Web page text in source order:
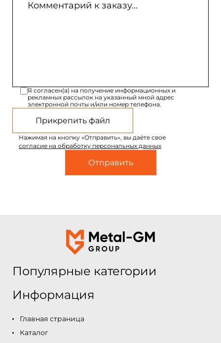
Я согласен(а) на получение информационных и
рекламных рассылок на указанный мной адрес
электронной почты и/или номер телефона.
Прикрепить файл
Нажимая на кнопку «Отправить», вы даёте свое
согласие на обработку персональных данных
Популярные категории
Информация
Главная страница
Каталог